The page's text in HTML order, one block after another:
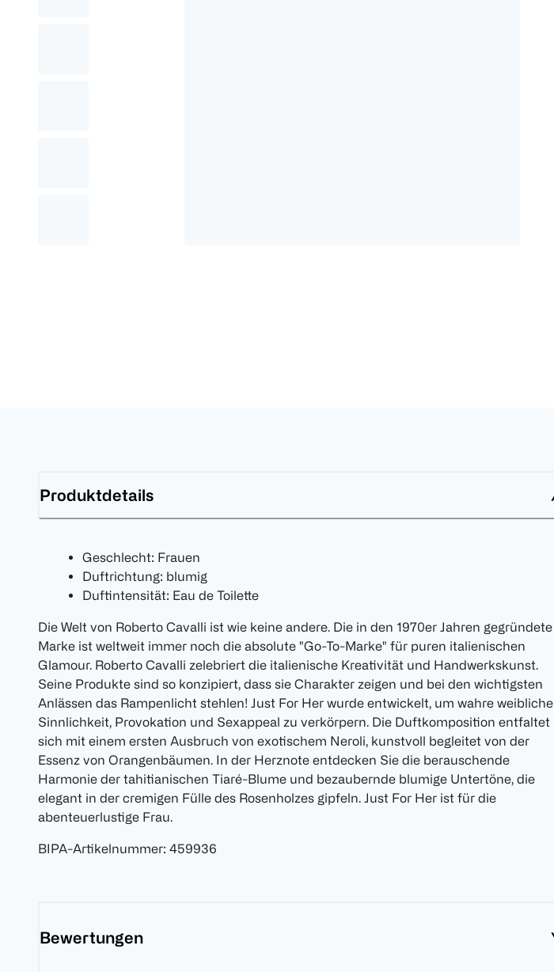
Produktdetails
Geschlecht: Frauen
Duftrichtung: blumig
Duftintensität: Eau de Toilette
Die Welt von Roberto Cavalli ist wie keine andere. Die in den 1970er Jahren gegründete
Marke ist weltweit immer noch die absolute "Go-To-Marke" für puren italienischen
Glamour. Roberto Cavalli zelebriert die italienische Kreativität und Handwerkskunst.
Seine Produkte sind so konzipiert, dass sie Charakter zeigen und bei den wichtigsten
Anlässen das Rampenlicht stehlen! Just For Her wurde entwickelt, um wahre weibliche
Sinnlichkeit, Provokation und Sexappeal zu verkörpern. Die Duftkomposition entfaltet
sich mit einem ersten Ausbruch von exotischem Neroli, kunstvoll begleitet von der
Essenz von Orangenbäumen. In der Herznote entdecken Sie die berauschende
Harmonie der tahitianischen Tiaré-Blume und bezaubernde blumige Untertöne, die
elegant in der cremigen Fülle des Rosenholzes gipfeln. Just For Her ist für die
abenteuerlustige Frau.
BIPA-Artikelnummer: 459936
Bewertungen